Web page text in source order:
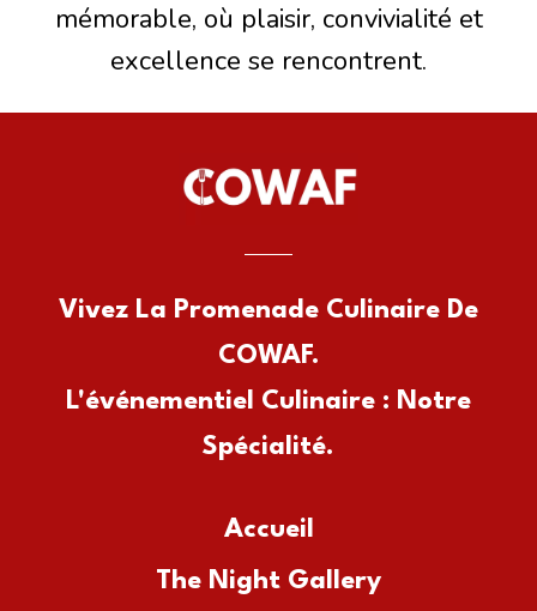
mémorable, où plaisir, convivialité et
excellence se rencontrent.
Vivez La Promenade Culinaire De
COWAF.
L'événementiel Culinaire : Notre
Spécialité.
Accueil
The Night Gallery